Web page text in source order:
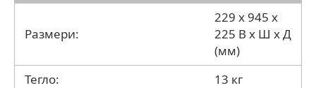
Размери:
229 x 945 x
225 В x Ш x Д
(мм)
Тегло:
13 кг